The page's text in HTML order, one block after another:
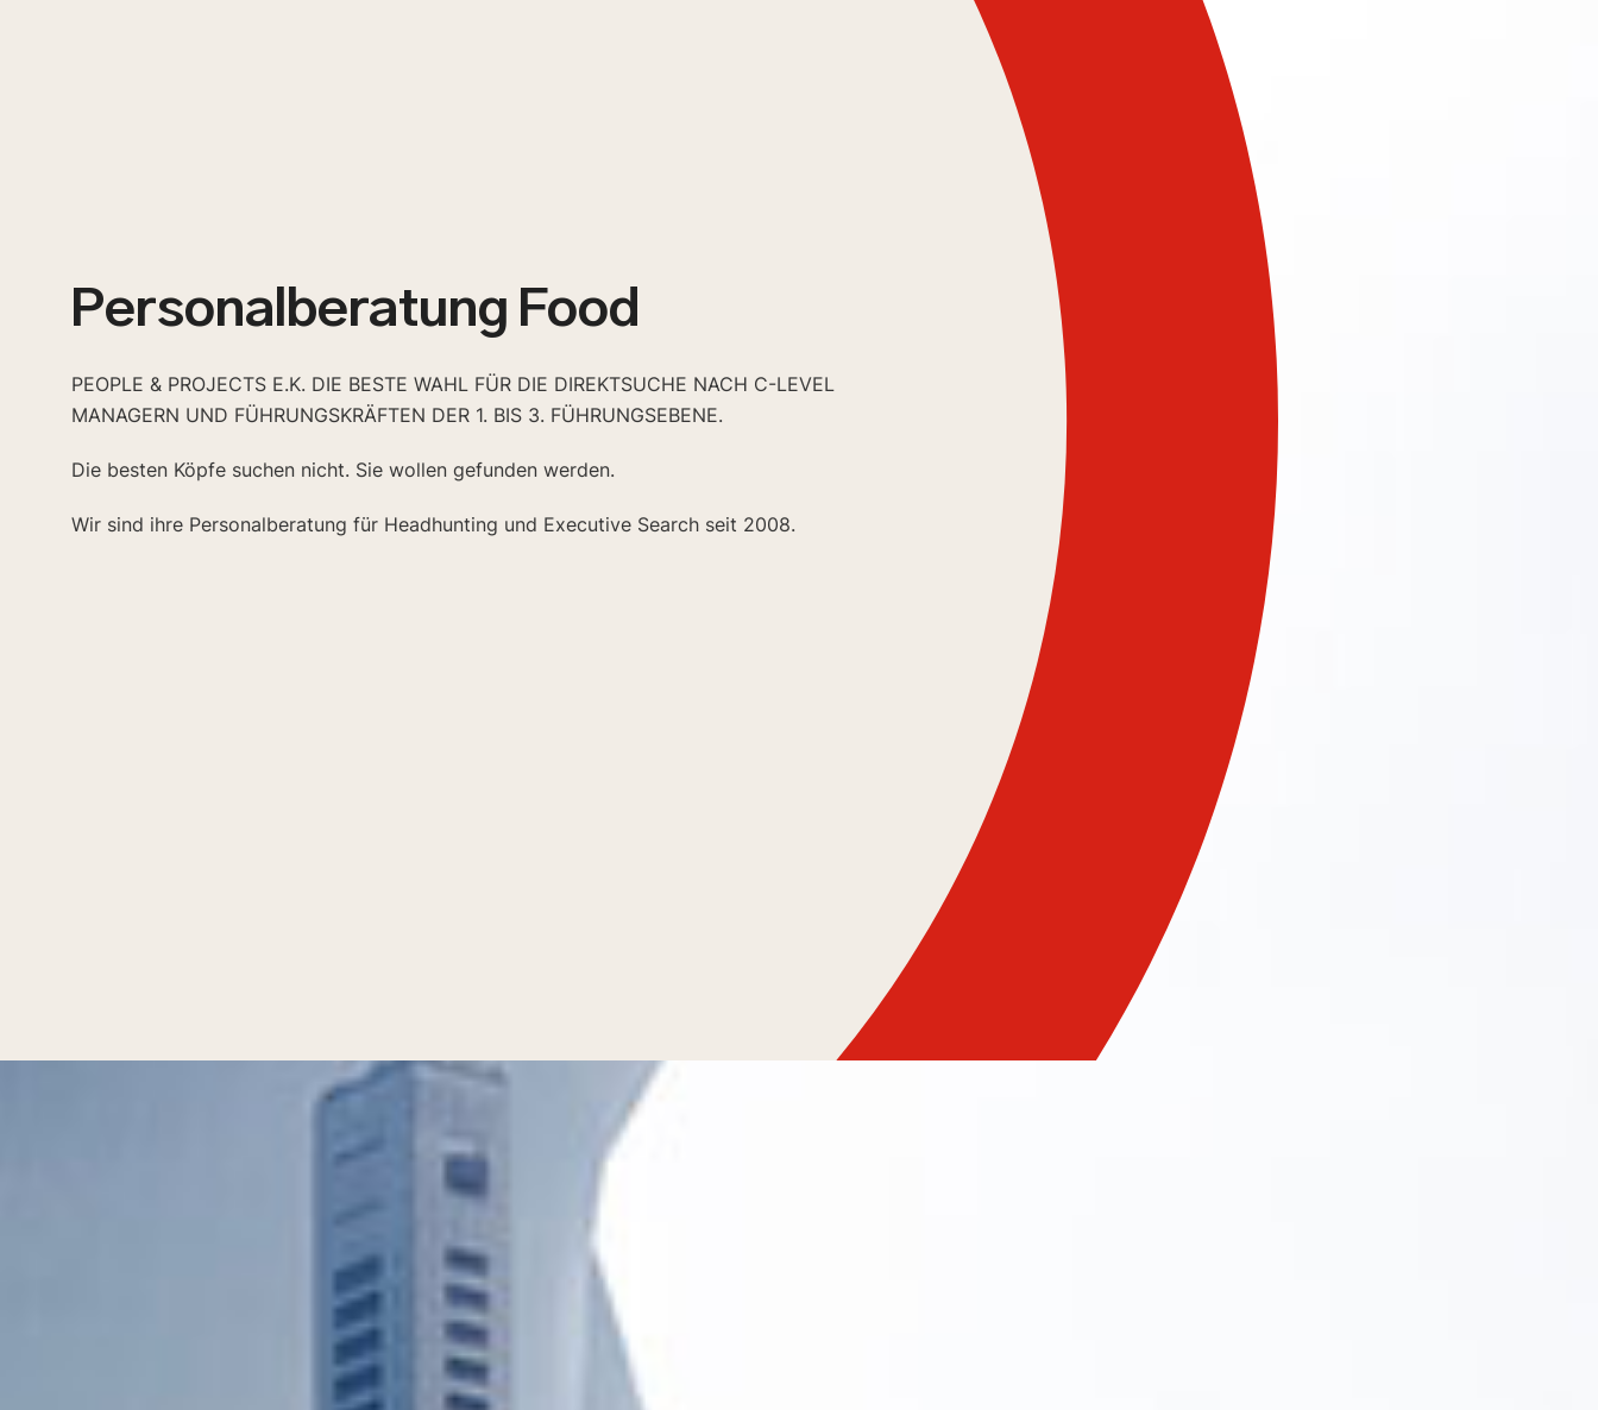
Personalberatung Food
PEOPLE & PROJECTS E.K. DIE BESTE WAHL FÜR DIE DIREKTSUCHE NACH C-LEVEL
MANAGERN UND FÜHRUNGSKRÄFTEN DER 1. BIS 3. FÜHRUNGSEBENE.
Die besten Köpfe suchen nicht. Sie wollen gefunden werden.
Wir sind ihre Personalberatung für Headhunting und Executive Search seit 2008.